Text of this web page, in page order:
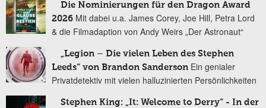
Die Nominierungen für den Dragon Award
2026 Mit dabei u.a. James Corey, Joe Hill, Petra Lord
& die Filmadaption von Andy Weirs „Der Astronaut“
„Legion – Die vielen Leben des Stephen
Leeds“ von Brandon Sanderson Ein genialer
Privatdetektiv mit vielen halluzinierten Persönlichkeiten
Stephen King: „It: Welcome to Derry“ - In der